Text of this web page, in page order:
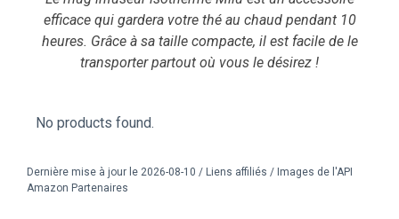
efficace qui gardera votre thé au chaud pendant 10
heures. Grâce à sa taille compacte, il est facile de le
transporter partout où vous le désirez !
No products found.
Dernière mise à jour le 2026-08-10 / Liens affiliés / Images de l'API
Amazon Partenaires